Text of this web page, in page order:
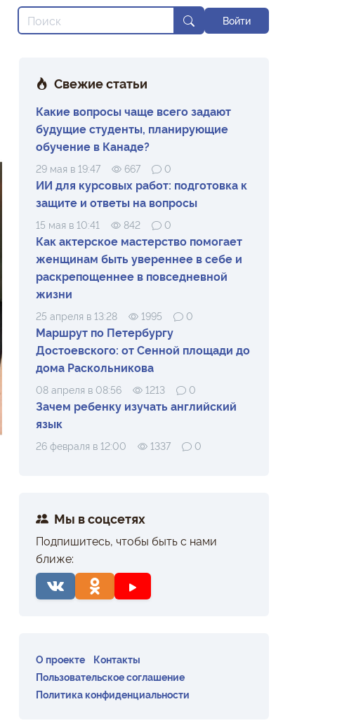
Войти
Свежие статьи
Какие вопросы чаще всего задают
будущие студенты, планирующие
обучение в Канаде?
29 мая в 19:47 667 0
ИИ для курсовых работ: подготовка к
защите и ответы на вопросы
15 мая в 10:41 842 0
Как актерское мастерство помогает
женщинам быть увереннее в себе и
раскрепощеннее в повседневной
жизни
25 апреля в 13:28 1995 0
Маршрут по Петербургу
Достоевского: от Сенной площади до
дома Раскольникова
08 апреля в 08:56 1213 0
Зачем ребенку изучать английский
язык
26 февраля в 12:00 1337 0
Мы в соцсетях
Подпишитесь, чтобы быть с нами
ближе:
О проекте
Контакты
Пользовательское соглашение
Политика конфиденциальности